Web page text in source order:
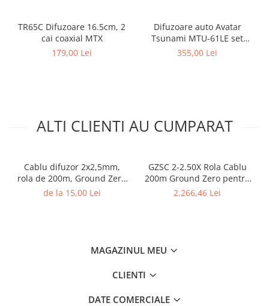
TR65C Difuzoare 16.5cm, 2
cai coaxial MTX
179,00 Lei
Difuzoare auto Avatar
Tsunami MTU-61LE set
componente, 165mm, 150W
355,00 Lei
ALTI CLIENTI AU CUMPARAT
Cablu difuzor 2x2,5mm,
rola de 200m, Ground Zero
GZSC 2-2,50X
de la 15,00 Lei
GZSC 2-2.50X Rola Cablu
200m Ground Zero pentru
difuzoare, 2x2,5 mm²
2.266,46 Lei
MAGAZINUL MEU
CLIENTI
DATE COMERCIALE